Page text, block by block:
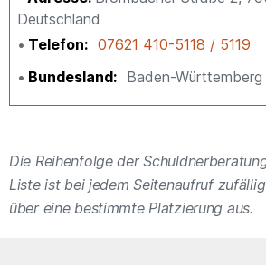
Deutschland
Telefon
07621 410-5118 / 5119
Bundesland
Baden-Württemberg
Die Reihenfolge der
Liste ist bei jedem Seitenaufruf
über eine bestimmte Platzierung aus.